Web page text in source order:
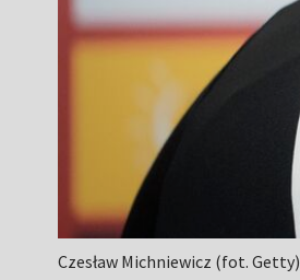
Czesław Michniewicz (fot. Getty)